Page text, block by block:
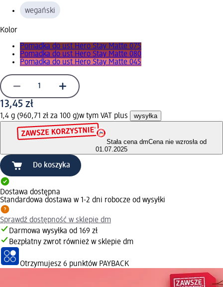
wegański
Kolor
Pomadka do ust Hero Stay Matte 075
Pomadka do ust Hero Stay Matte 080
Pomadka do ust Hero Stay Matte 045
13,45 zł
1,4 g (960,71 zł za 100 g)w tym VAT plus wysyłka
Stała cena dmCena nie wzrosła od
01.07.2025
Do koszyka
Dostawa dostępna
Standardowa dostawa w 1-2 dni robocze od wysyłki
Sprawdź dostępność w sklepie dm
Darmowa wysyłka od 169 zł
Bezpłatny zwrot również w sklepie dm
Otrzymujesz 6 punktów PAYBACK